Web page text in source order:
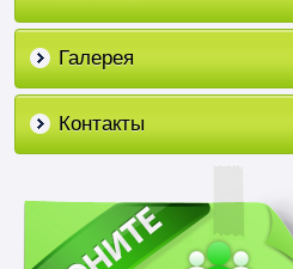
Галерея
Контакты